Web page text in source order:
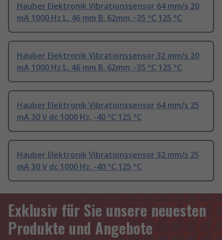
Hauber Elektronik Vibrationssensor 64 mm/s 20
mA 1000 Hz L. 46 mm B. 62mm, -35 °C 125 °C
Hauber Elektronik Vibrationssensor 32 mm/s 20
mA 1000 Hz L. 46 mm B. 62mm, -35 °C 125 °C
Hauber Elektronik Vibrationssensor 64 mm/s 25
mA 30 V dc 1000 Hz, -40 °C 125 °C
Hauber Elektronik Vibrationssensor 32 mm/s 25
mA 30 V dc 1000 Hz, -40 °C 125 °C
Exklusiv für Sie unsere neuesten
Produkte und Angebote